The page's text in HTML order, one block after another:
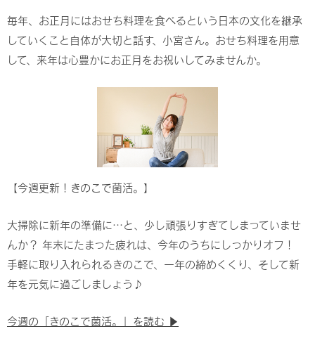
毎年、お正月にはおせち料理を食べるという日本の文化を継承
していくこと自体が大切と話す、小宮さん。おせち料理を用意
して、来年は心豊かにお正月をお祝いしてみませんか。
【今週更新！きのこで菌活。】
大掃除に新年の準備に…と、少し頑張りすぎてしまっていませ
んか？ 年末にたまった疲れは、今年のうちにしっかりオフ！
手軽に取り入れられるきのこで、一年の締めくくり、そして新
年を元気に過ごしましょう♪
今週の「きのこで菌活。」を読む ▶︎